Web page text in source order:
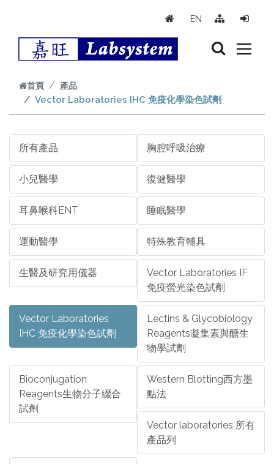
EN
首頁 產品
Vector Laboratories IHC 免疫化學染色試劑
所有產品 胸腔呼吸治療
小兒醫學 復健醫學
耳鼻喉科ENT 睡眠醫學
運動醫學 特殊教育輔具
生醫及研究用儀器
Vector Laboratories IF
免疫螢光染色試劑
Vector Laboratories
IHC 免疫化學染色試劑
Lectins & Glycobiology
Reagents凝集素與醣生
物學試劑
Bioconjugation
Reagents生物分子綴合
試劑
Western Blotting西方墨
點法
Vector laboratories 所有
產品列